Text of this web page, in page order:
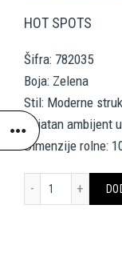
HOT SPOTS
Šifra: 782035
Boja: Zelena
Stil: Moderne
prijatan ambijent
Dimenzije rolne: